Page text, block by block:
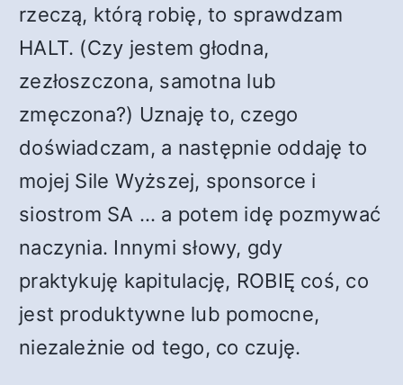
rzeczą, którą robię, to sprawdzam
HALT. (Czy jestem głodna,
zezłoszczona, samotna lub
zmęczona?) Uznaję to, czego
doświadczam, a następnie oddaję to
mojej Sile Wyższej, sponsorce i
siostrom SA … a potem idę pozmywać
naczynia. Innymi słowy, gdy
praktykuję kapitulację, ROBIĘ coś, co
jest produktywne lub pomocne,
niezależnie od tego, co czuję.